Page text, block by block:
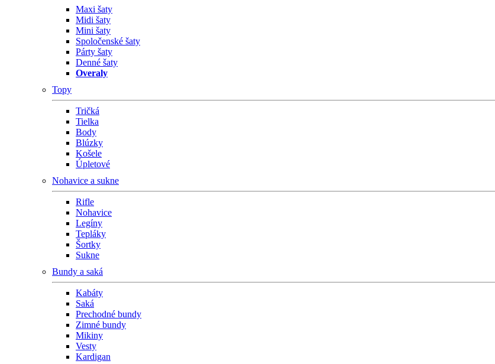
Maxi šaty
Midi šaty
Mini šaty
Spoločenské šaty
Párty šaty
Denné šaty
Overaly
Topy
Tričká
Tielka
Body
Blúzky
Košele
Úpletové
Nohavice a sukne
Rifle
Nohavice
Legíny
Tepláky
Šortky
Sukne
Bundy a saká
Kabáty
Saká
Prechodné bundy
Zimné bundy
Mikiny
Vesty
Kardigan